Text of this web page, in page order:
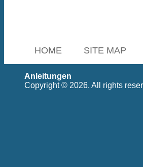
HOME SITE MAP
Anleitungen
Copyright © 2026. All rights